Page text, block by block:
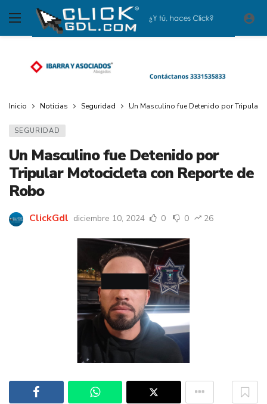
Inicio Noticias Seguridad Un Masculino fue Detenido por Tripular
SEGURIDAD
Un Masculino fue Detenido por
Tripular Motocicleta con Reporte de
Robo
ClickGdl diciembre 10, 2024 0 0 26